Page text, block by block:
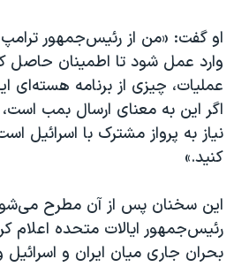
اسرائیل در جنگ
نرگس محمدی برنده جایزه نوبل صلح
همایش محافظه‌کاران آمریکا «سی‌پک»
صفحه‌های ویژه
سفر پرزیدنت ترامپ به چین
او گفت: «من از رئیس‌جمهور
وارد عمل شود تا اطمینان حاصل
عملیات، چیزی از برنامه هسته‌ای
اگر این به معنای ارسال بمب
نیاز به پرواز مشترک با اسرائیل
کنید.»
این سخنان پس از آن مطرح
رئیس‌جمهور ایالات متحده اعلام
بحران جاری میان ایران و